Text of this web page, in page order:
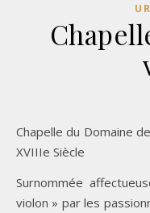
Chapelle du Domaine de Vic : À la Découverte d’un Joyau du
XVIIIe Siècle
Surnommée
violon » par les